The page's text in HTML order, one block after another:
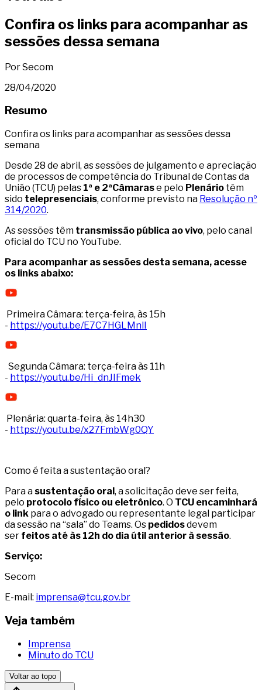
Confira os links para acompanhar as
sessões dessa semana
Por Secom
28/04/2020
Resumo
Confira os links para acompanhar as sessões dessa
semana
Desde 28 de abril, as sessões de julgamento e apreciação
de processos de competência do Tribunal de Contas da
União (TCU) pelas 1ª e 2ªCâmarase pelo Plenário têm
sido telepresenciais, conforme previsto na Resolução nº
314/2020.
As sessões têm transmissão pública ao vivo, pelo canal
oficial do TCU no YouTube.
Para acompanhar as sessões desta semana, acesse
os links abaixo:
Primeira Câmara: terça-feira, às 15h
- https://youtu.be/E7C7HGLMnlI
Segunda Câmara: terça-feira às 11h
- https://youtu.be/Hi_dnJIFmek
Plenária: quarta-feira, às 14h30
- https://youtu.be/x27FmbWg0QY
Como é feita a sustentação oral?
Para a sustentação oral, a solicitação deve ser feita,
pelo protocolo físico ou eletrônico. O TCU encaminhará
o link para o advogado ou representante legal participar
da sessão na “sala” do Teams. Os pedidosdevem
ser feitos até às 12h do dia útil anterior à sessão.
Serviço:
Secom
E-mail: imprensa@tcu.gov.br
Veja também
Imprensa
Minuto do TCU
Voltar ao topo